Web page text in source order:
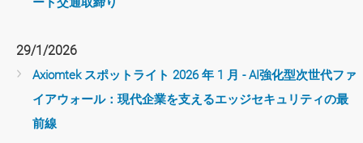
29/1/2026
Axiomtek スポットライト 2026 年 1 月 - AI強化型次世代ファ
イアウォール：現代企業を支えるエッジセキュリティの最
前線